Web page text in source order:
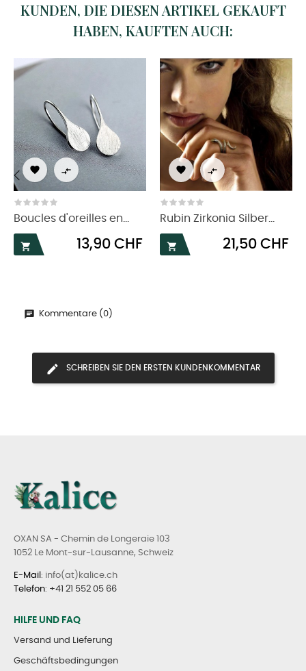
KUNDEN, DIE DIESEN ARTIKEL GEKAUFT
HABEN, KAUFTEN AUCH:
 
Boucles d'oreilles en...

Preis
13,90 CHF
 
Rubin Zirkonia Silber...

Preis
21,50 CHF
‹
Kommentare (0)
SCHREIBEN SIE DEN ERSTEN KUNDENKOMMENTAR
OXAN SA - Chemin de Longeraie 103
1052 Le Mont-sur-Lausanne, Schweiz
E-Mail : info(at)kalice.ch
Telefon: +41 21 552 05 66
HILFE UND FAQ
Versand und Lieferung
Geschäftsbedingungen